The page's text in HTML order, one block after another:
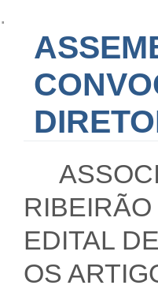
.
EDITAL
OS